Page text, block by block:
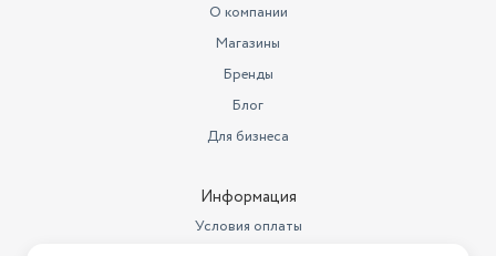
0.81
155.682
Россия
О компании
Магазины
Бренды
Блог
Для бизнеса
Информация
Условия оплаты